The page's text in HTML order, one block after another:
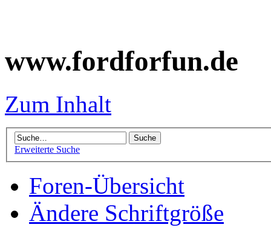
www.fordforfun.de
Zum Inhalt
Erweiterte Suche
Foren-Übersicht
Ändere Schriftgröße